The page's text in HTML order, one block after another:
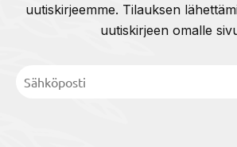
uutiskirjeemme. Tilauksen
uutiskirjeen omalle